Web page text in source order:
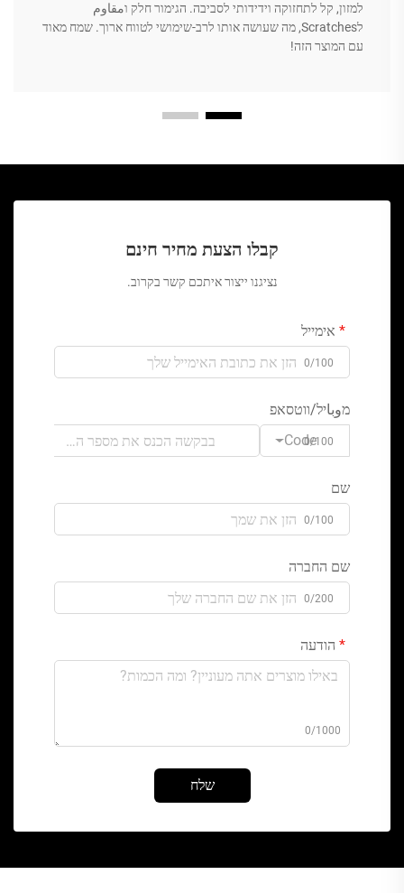
למזון, קל לתחזוקה וידידותי לסביבה. הגימור חלק וمقاوم
לScratches, מה שעושה אותו לרב-שימושי לטווח ארוך. שמח מאוד
עם המוצר הזה!
קבלו הצעת מחיר חינם
נציגנו ייצור איתכם קשר בקרוב.
אימייל
0/100
מوباיל/ווטסאפ
Code0/100
שם
0/100
שם החברה
0/200
הודעה
0/1000
שלח